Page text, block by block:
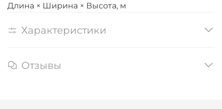
Длина × Ширина × Высота, м
Характеристики
Отзывы